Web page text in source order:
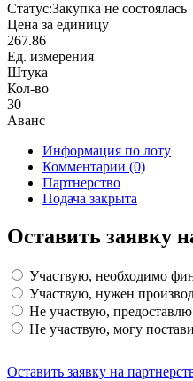
Статус:Закупка не состоялась
Цена за единицу
267.86
Ед. измерения
Штука
Кол-во
30
Аванс
Информация по лоту
Комментарии (0)
Партнерство
Подача закрыта
Оставить заявку
Участвую, необходимо
Участвую, нужен
Не участвую,
Не участвую, могу
Оставить заявку на